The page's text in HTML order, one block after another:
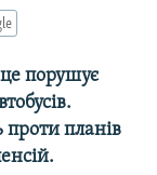
порушує
планів